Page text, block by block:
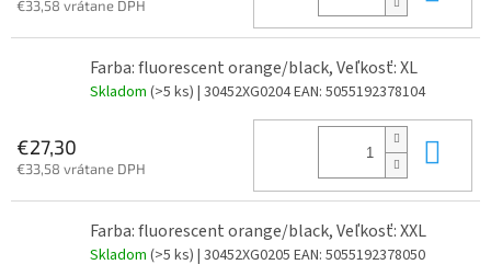
€33,58 vrátane DPH
Farba: fluorescent orange/black, Veľkosť: XL
Skladom (>5 ks) | 30452XG0204EAN: 5055192378104
€27,30
€33,58 vrátane DPH
Farba: fluorescent orange/black, Veľkosť: XXL
Skladom (>5 ks) | 30452XG0205 EAN: 5055192378050